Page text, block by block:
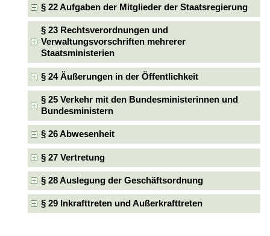
§ 22 Aufgaben der Mitglieder der Staatsregierung
§ 23 Rechtsverordnungen und
Verwaltungsvorschriften mehrerer
Staatsministerien
§ 24 Äußerungen in der Öffentlichkeit
§ 25 Verkehr mit den Bundesministerinnen und
Bundesministern
§ 26 Abwesenheit
§ 27 Vertretung
§ 28 Auslegung der Geschäftsordnung
§ 29 Inkrafttreten und Außerkrafttreten